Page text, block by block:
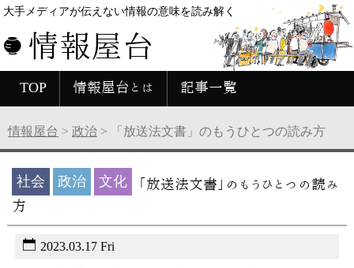
大手メディアが伝えない情報の意味を読み解く
情報屋台
TOP 情報屋台とは 記事一覧
情報屋台 > 政治 > 「放送法文書」のもうひとつの読み方
社会 政治 文化
「放送法文書」のもうひとつの読み
方
2023.03.17 Fri